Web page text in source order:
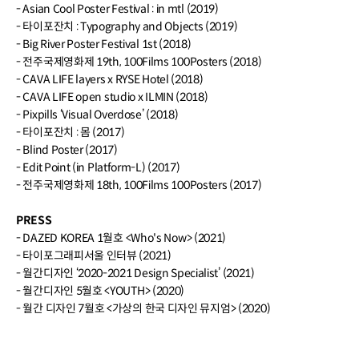
- Asian Cool Poster Festival : in mtl (2019)
- 타이포잔치 : Typography and Objects (2019)
- Big River Poster Festival 1st (2018)
- 전주국제영화제 19th, 100Films 100Posters (2018)
- CAVA LIFE layers x RYSE Hotel (2018)
- CAVA LIFE open studio x ILMIN (2018)
- Pixpills ‘Visual Overdose’ (2018)
- 타이포잔치 : 몸 (2017)
- Blind Poster (2017)
- Edit Point (in Platform-L) (2017)
- 전주국제영화제 18th, 100Films 100Posters (2017)
PRESS
- DAZED KOREA 1월호 <Who's Now> (2021)
- 타이포그래피서울 인터뷰 (2021)
- 월간디자인 ‘2020-2021 Design Specialist’ (2021)
- 월간디자인 5월호 <YOUTH> (2020)
- 월간 디자인 7월호 <가상의 한국 디자인 뮤지엄> (2020)